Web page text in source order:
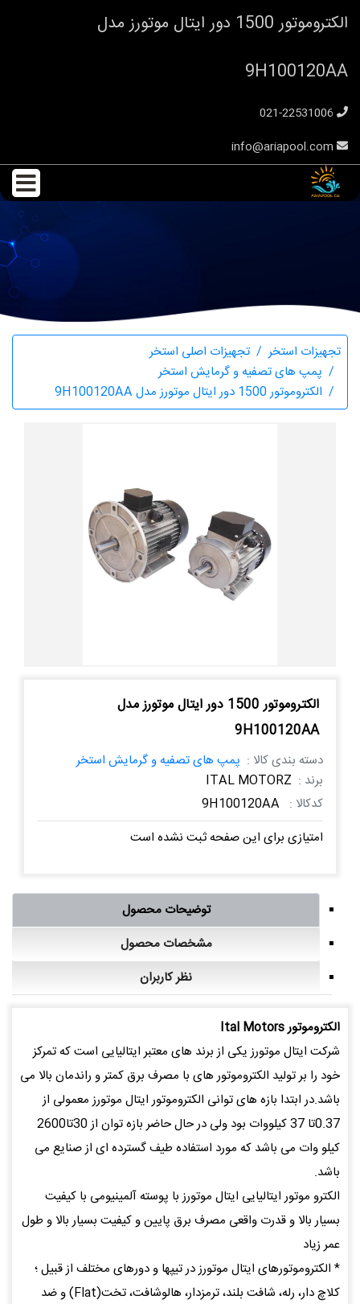
الکتروموتور 1500 دور ایتال موتورز مدل
9H100120AA
الکتروموتور 1500 دور ایتال موتورز مدل 9H100120AA
تجهیزات استخر
تجهیزات اصلی استخر
پمپ های تصفیه و گرمایش استخر
الکتروموتور 1500 دور ایتال موتورز مدل 9H100120AA
الکتروموتور 1500 دور ایتال موتورز مدل
9H100120AA
دسته بندی کالا : پمپ های تصفیه و گرمایش استخر
برند : ITAL MOTORZ
کدکالا : 9H100120AA
امتیازی برای این صفحه ثبت نشده است
توضیحات محصول
مشخصات محصول
نظر کاربران
الكتروموتور Ital Motors
شرکت ایتال موتورز یکی از برند های معتبر ایتالیایی است که تمرکز
خود را بر تولید الکتروموتور های با مصرف برق کمتر و راندمان بالا می
باشد.در ابتدا بازه های توانی الکتروموتور ایتال موتورز معمولی از
0.37تا 37 کیلووات بود ولی در حال حاضر بازه توان از 30تا2600
کیلو وات می باشد که مورد استفاده طیف گسترده ای از صنایع می
باشد.
الکترو موتور ایتالیایی ایتال موتورز با پوسته آلمینیومی با کیفیت
بسیار بالا و قدرت واقعی مصرف برق پایین و کیفیت بسیار بالا و طول
عمر زیاد
* الکتروموتورهای ایتال موتورز در تیپها و دورهای مختلف از قبیل ؛
کلاچ دار، رله، شافت بلند، ترمزدار، هالوشافت، تخت(Flat) و ضد